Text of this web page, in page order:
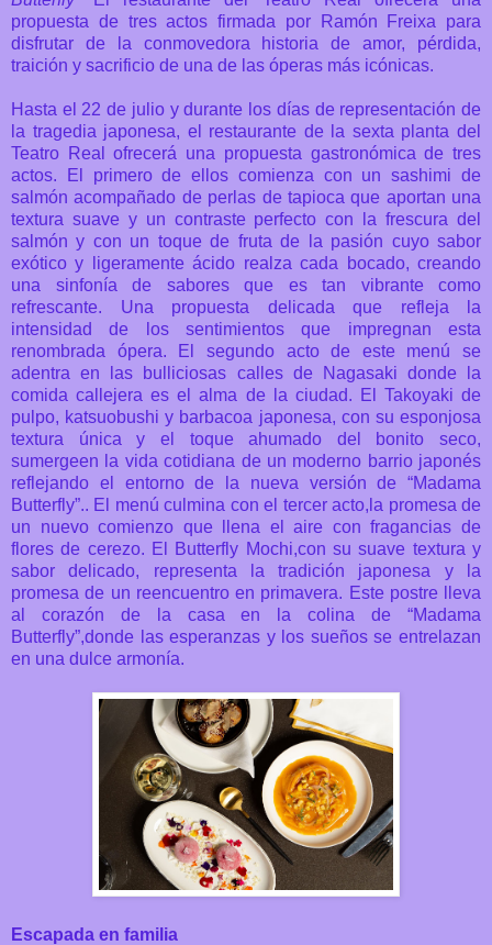
propuesta de tres actos firmada por Ramón Freixa para
disfrutar de la conmovedora historia de amor, pérdida,
traición y sacrificio de una de las óperas más icónicas.
Hasta el 22 de julio y durante los días de representación de
la tragedia japonesa, el restaurante de la sexta planta del
Teatro Real ofrecerá una propuesta gastronómica de tres
actos. El primero de ellos comienza con un sashimi de
salmón acompañado de perlas de tapioca que aportan una
textura suave y un contraste perfecto con la frescura del
salmón y con un toque de fruta de la pasión cuyo sabor
exótico y ligeramente ácido realza cada bocado, creando
una sinfonía de sabores que es tan vibrante como
refrescante. Una propuesta delicada que refleja la
intensidad de los sentimientos que impregnan esta
renombrada ópera. El segundo acto de este menú se
adentra en las bulliciosas calles de Nagasaki donde la
comida callejera es el alma de la ciudad. El Takoyaki de
pulpo, katsuobushi y barbacoa japonesa, con su esponjosa
textura única y el toque ahumado del bonito seco,
sumergeen la vida cotidiana de un moderno barrio japonés
reflejando el entorno de la nueva versión de “Madama
Butterfly”.. El menú culmina con el tercer acto,la promesa de
un nuevo comienzo que llena el aire con fragancias de
flores de cerezo. El Butterfly Mochi,con su suave textura y
sabor delicado, representa la tradición japonesa y la
promesa de un reencuentro en primavera. Este postre lleva
al corazón de la casa en la colina de “Madama
Butterfly”,donde las esperanzas y los sueños se entrelazan
en una dulce armonía.
Escapada en familia